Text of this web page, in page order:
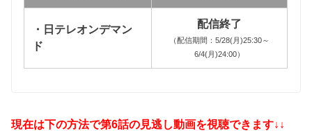
・日テレオンデマン
ド
配信終了
（配信期間：5/28(月)25:30～
6/4(月)24:00）
現在は下の方法で第6話の見逃し動画を視聴できます↓↓